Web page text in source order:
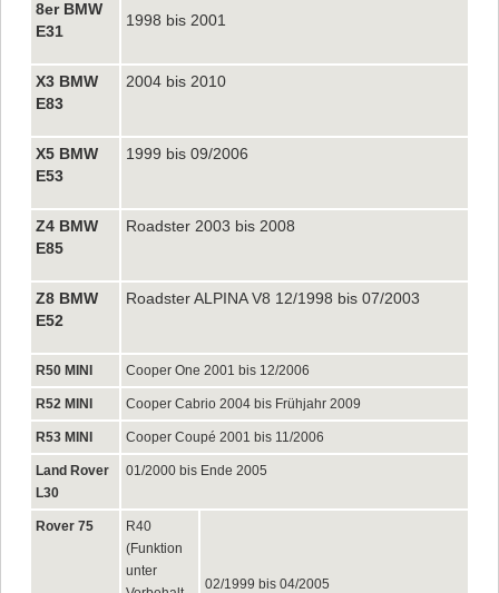
8er BMW
E31
1998 bis 2001
X3 BMW
E83
2004 bis 2010
X5 BMW
E53
1999 bis 09/2006
Z4 BMW
E85
Roadster 2003 bis 2008
Z8 BMW
E52
Roadster ALPINA V8 12/1998 bis 07/2003
R50 MINI Cooper One 2001 bis 12/2006
R52 MINI Cooper Cabrio 2004 bis Frühjahr 2009
R53 MINI Cooper Coupé 2001 bis 11/2006
Land Rover
L30
01/2000 bis Ende 2005
Rover 75
R40
(Funktion
unter
02/1999 bis 04/2005